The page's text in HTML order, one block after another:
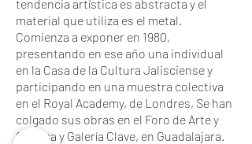
tendencia artística es abstracta y el
material que utiliza es el metal.
Comienza a exponer en 1980,
presentando en ese año una individual
en la Casa de la Cultura Jalisciense y
participando en una muestra colectiva
en el Royal Academy, de Londres, Se han
colgado sus obras en el Foro de Arte y
Cultura y Galería Clave, en Guadalajara.